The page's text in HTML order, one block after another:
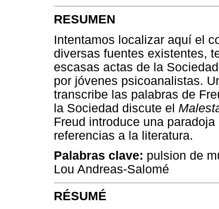
RESUMEN
Intentamos localizar aquí el
diversas fuentes existentes,
escasas actas de la
por jóvenes psicoanalistas.
transcribe las palabras de
la Sociedad discute el
Freud introduce una
referencias a la literatura.
Palabras clave: pulsion de
Lou Andreas-Salomé
RÉSUMÉ